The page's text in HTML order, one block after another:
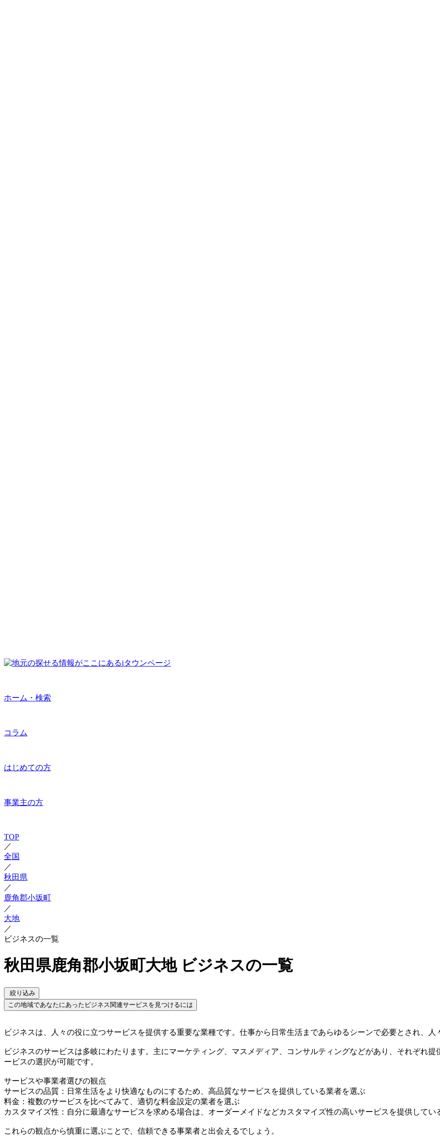
ホーム・検索
コラム
はじめての方
事業主の方
TOP
／
全国
／
秋田県
／
鹿角郡小坂町
／
大地
／
ビジネスの一覧
秋田県鹿角郡小坂町大地 ビジネスの一覧
絞り込み
この地域であなたにあったビジネス関連サービスを見つけるには
ビジネスは、人々の役に立つサービスを提供する重要な業種です。仕事から日常生活まであらゆるシーンで必要とされ、人
ビジネスのサービスは多岐にわたります。主にマーケティング、マスメディア、コンサルティングなどがあり、それぞれ
ービスの選択が可能です。
サービスや事業者選びの観点
サービスの品質：日常生活をより快適なものにするため、高品質なサービスを提供している業者を選ぶ
料金：複数のサービスを比べてみて、適切な料金設定の業者を選ぶ
カスタマイズ性：自分に最適なサービスを求める場合は、オーダーメイドなどカスタマイズ性の高いサービスを提供してい
これらの観点から慎重に選ぶことで、信頼できる事業者と出会えるでしょう。